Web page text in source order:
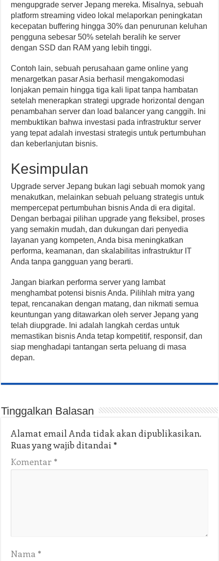
mengupgrade server Jepang mereka. Misalnya, sebuah
platform streaming video lokal melaporkan peningkatan
kecepatan buffering hingga 30% dan penurunan keluhan
pengguna sebesar 50% setelah beralih ke server
dengan SSD dan RAM yang lebih tinggi.
Contoh lain, sebuah perusahaan game online yang
menargetkan pasar Asia berhasil mengakomodasi
lonjakan pemain hingga tiga kali lipat tanpa hambatan
setelah menerapkan strategi upgrade horizontal dengan
penambahan server dan load balancer yang canggih. Ini
membuktikan bahwa investasi pada infrastruktur server
yang tepat adalah investasi strategis untuk pertumbuhan
dan keberlanjutan bisnis.
Kesimpulan
Upgrade server Jepang bukan lagi sebuah momok yang
menakutkan, melainkan sebuah peluang strategis untuk
mempercepat pertumbuhan bisnis Anda di era digital.
Dengan berbagai pilihan upgrade yang fleksibel, proses
yang semakin mudah, dan dukungan dari penyedia
layanan yang kompeten, Anda bisa meningkatkan
performa, keamanan, dan skalabilitas infrastruktur IT
Anda tanpa gangguan yang berarti.
Jangan biarkan performa server yang lambat
menghambat potensi bisnis Anda. Pilihlah mitra yang
tepat, rencanakan dengan matang, dan nikmati semua
keuntungan yang ditawarkan oleh server Jepang yang
telah diupgrade. Ini adalah langkah cerdas untuk
memastikan bisnis Anda tetap kompetitif, responsif, dan
siap menghadapi tantangan serta peluang di masa
depan.
Tinggalkan Balasan
Alamat email Anda tidak akan dipublikasikan.
Ruas yang wajib ditandai *
Komentar *
Nama *